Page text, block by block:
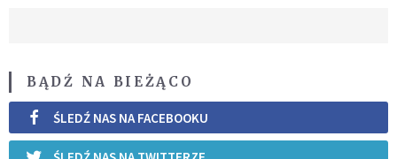
BĄDŹ NA BIEŻĄCO
ŚLEDŹ NAS NA FACEBOOKU